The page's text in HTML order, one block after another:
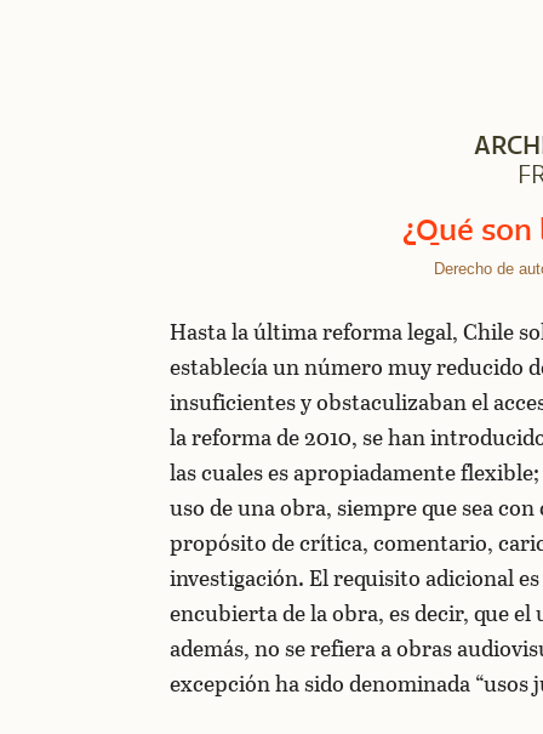
¿Qué son
Derecho de
Hasta la última reforma legal, Chile
establecía un número muy reducido
insuficientes y obstaculizaban el
la reforma de 2010, se han
las cuales es apropiadamente
uso de una obra, siempre que sea
propósito de crítica, comentario,
investigación. El requisito adicional
encubierta de la obra, es decir, que
además, no se refiera a obras
excepción ha sido denominada “usos